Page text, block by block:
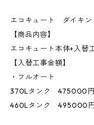
エコキュート ダイキ
【商品内容】
エコキュート本体+入替
【入替工事金額】
・フルオート
370Lタンク 475000
460Lタンク 495000